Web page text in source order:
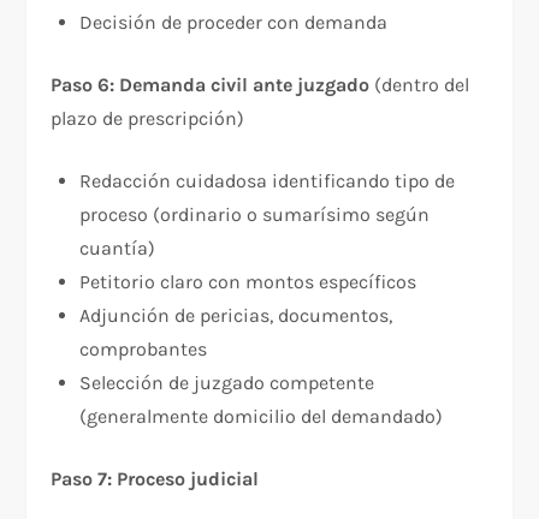
Decisión de proceder con demanda
Paso 6: Demanda civil ante juzgado (dentro del
plazo de prescripción)
Redacción cuidadosa identificando tipo de
proceso (ordinario o sumarísimo según
cuantía)
Petitorio claro con montos específicos
Adjunción de pericias, documentos,
comprobantes
Selección de juzgado competente
(generalmente domicilio del demandado)
Paso 7: Proceso judicial